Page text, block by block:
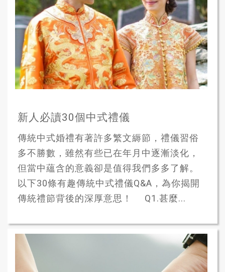
新人必讀30個中式禮儀
傳統中式婚禮有著許多繁文縟節，禮儀習俗
多不勝數，雖然有些已在年月中逐漸淡化，
但當中蘊含的意義卻是值得我們多多了解。
以下30條有趣傳統中式禮儀Q&A，為你揭開
傳統禮節背後的深厚意思！ Q1.甚麼...